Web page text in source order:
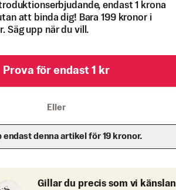
endast 1 krona
att binda dig! Bara 199 kronor i
Säg upp när du vill.
Prova för endast 1 kr
Eller
endast denna artikel för 19 kronor.
Gillar du precis som vi känslan